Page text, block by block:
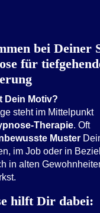
bei Deiner
für
Dein Motiv?
steht im Mittelpunkt
Therapie. Oft
Muster
im Job oder in
in alten
hilft Dir dabei: